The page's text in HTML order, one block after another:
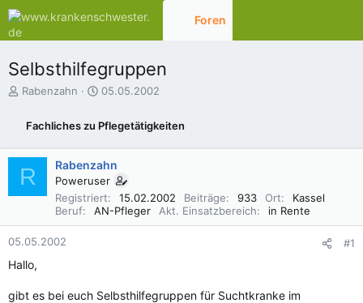
Foren
Selbsthilfegruppen
E
e
Rabenzahn
E
s
e
l
l
a
05.05.2002
Fachliches zu Pflegetätigkeiten
R Rabenzahn
Poweruser
Registriert
15.02.2002 Beiträge 933 Ort
Kassel
Beruf
AN-Pfleger Akt. Einsatzbereich in Rente
05.05.2002 #1
Hallo,
gibt es bei euch Selbsthilfegruppen für Suchtkranke im